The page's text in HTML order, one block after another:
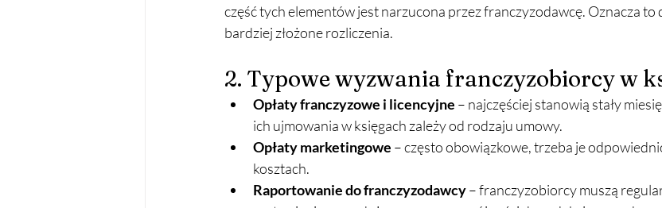
część tych elementów jest narzucona przez franczyzodawcę. Oznacza
bardziej złożone rozliczenia.
2. Typowe wyzwania franczyzobiorcy w
Opłaty franczyzowe i licencyjne – najczęściej stanowią stały
ich ujmowania w księgach zależy od rodzaju umowy.
Opłaty marketingowe – często obowiązkowe, trzeba je
kosztach.
Raportowanie do franczyzodawcy – franczyzobiorcy muszą